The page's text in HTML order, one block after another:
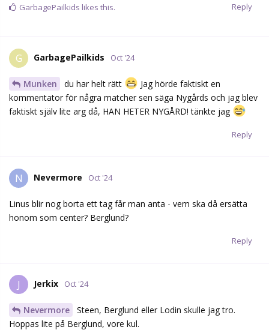
Reply
GarbagePailkids likes this.
G GarbagePailkids Oct '24
Munken du har helt rätt
Jag hörde faktiskt en
kommentator för några matcher sen säga Nygårds och jag blev
faktiskt själv lite arg då, HAN HETER NYGÅRD! tänkte jag
Reply
N Nevermore Oct '24
Linus blir nog borta ett tag får man anta - vem ska då ersätta
honom som center? Berglund?
Reply
J Jerkix Oct '24
Nevermore
Steen, Berglund eller Lodin skulle jag tro.
Hoppas lite på Berglund, vore kul.